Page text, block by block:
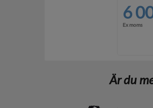
6
Ex moms
Är du